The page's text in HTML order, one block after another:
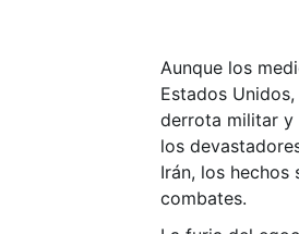
Aunque los
Estados
derrota militar y
los
Irán, los hechos
combates.